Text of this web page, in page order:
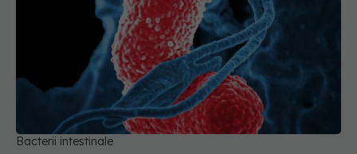
Bacterii intestinale